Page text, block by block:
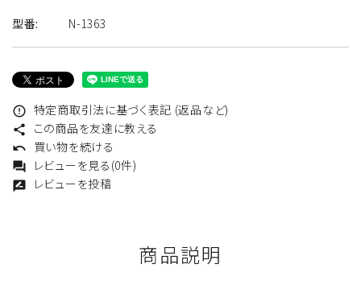
型番: N-1363
error_outline 特定商取引法に基づく表記 (返品など)
share この商品を友達に教える
undo 買い物を続ける
forum レビューを見る(0件)
rate_review レビューを投稿
商品説明